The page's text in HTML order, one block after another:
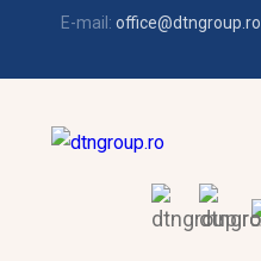
E-mail: office@dtngroup.ro